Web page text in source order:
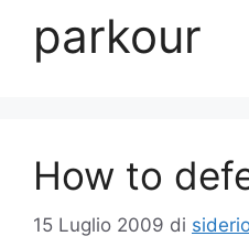
parkour
How to
15 Luglio 2009 di